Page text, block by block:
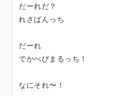
だーれだ？
れさぱんっち
だーれ
でかべびまるっち！
なにそれ〜！